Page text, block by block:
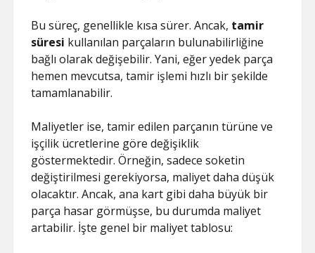
Bu süreç, genellikle kısa sürer. Ancak, tamir
süresi kullanılan parçaların bulunabilirliğine
bağlı olarak değişebilir. Yani, eğer yedek parça
hemen mevcutsa, tamir işlemi hızlı bir şekilde
tamamlanabilir.
Maliyetler ise, tamir edilen parçanın türüne ve
işçilik ücretlerine göre değişiklik
göstermektedir. Örneğin, sadece soketin
değiştirilmesi gerekiyorsa, maliyet daha düşük
olacaktır. Ancak, ana kart gibi daha büyük bir
parça hasar görmüşse, bu durumda maliyet
artabilir. İşte genel bir maliyet tablosu: